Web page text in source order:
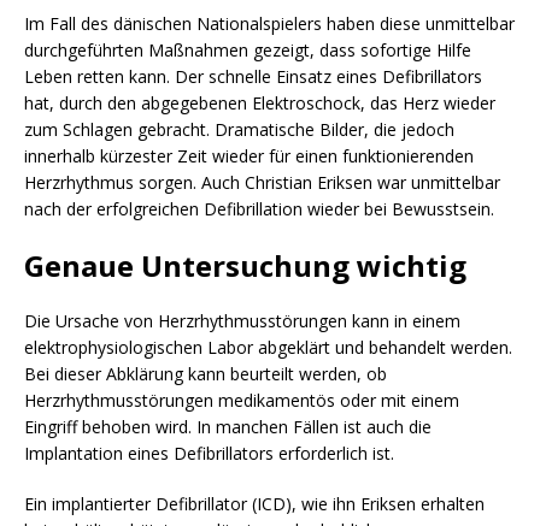
Im Fall des dänischen Nationalspielers haben diese unmittelbar
durchgeführten Maßnahmen gezeigt, dass sofortige Hilfe
Leben retten kann. Der schnelle Einsatz eines Defibrillators
hat, durch den abgegebenen Elektroschock, das Herz wieder
zum Schlagen gebracht. Dramatische Bilder, die jedoch
innerhalb kürzester Zeit wieder für einen funktionierenden
Herzrhythmus sorgen. Auch Christian Eriksen war unmittelbar
nach der erfolgreichen Defibrillation wieder bei Bewusstsein.
Genaue Untersuchung wichtig
Die Ursache von Herzrhythmusstörungen kann in einem
elektrophysiologischen Labor abgeklärt und behandelt werden.
Bei dieser Abklärung kann beurteilt werden, ob
Herzrhythmusstörungen medikamentös oder mit einem
Eingriff behoben wird. In manchen Fällen ist auch die
Implantation eines Defibrillators erforderlich ist.
Ein implantierter Defibrillator (ICD), wie ihn Eriksen erhalten